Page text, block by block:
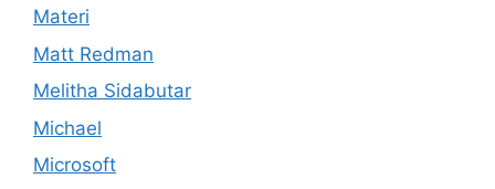
Materi
Matt Redman
Melitha Sidabutar
Michael
Microsoft